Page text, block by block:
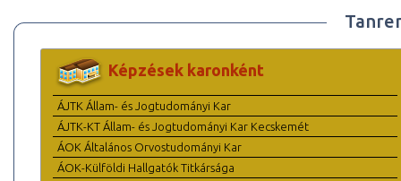
Képzések karonként
ÁJTK Állam- és Jogtudományi Kar
ÁJTK-KT Állam- és Jogtudományi Kar Kecskemét
ÁOK Általános Orvostudományi Kar
ÁOK-Külföldi Hallgatók Titkársága